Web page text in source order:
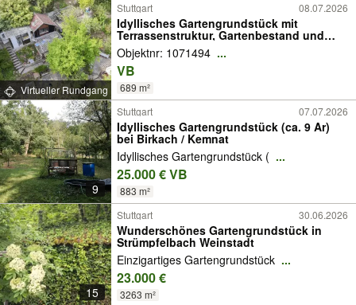
Virtueller Rundgang
Stuttgart 08.07.2026
Idyllisches Gartengrundstück mit
Terrassenstruktur, Gartenbestand und
Stellplatz in Waldrandlage
Objektnr: 1071494 ...
VB
689 m²
9
Stuttgart 07.07.2026
Idyllisches Gartengrundstück (ca. 9 Ar)
bei Birkach / Kemnat
Idyllisches Gartengrundstück ( ...
25.000 € VB
883 m²
15
Stuttgart 30.06.2026
Wunderschönes Gartengrundstück in
Strümpfelbach Weinstadt
Einzigartiges Gartengrundstück ...
23.000 €
3263 m²